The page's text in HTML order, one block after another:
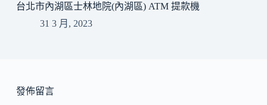
台北市內湖區士林地院(內湖區) ATM 提款機
31 3 月, 2023
發佈留言